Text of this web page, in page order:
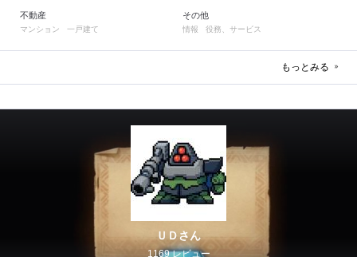
不動産
マンション 一戸建て
その他
情報 役務、サービス
もっとみる
ＵＤさん
1169 レビュー